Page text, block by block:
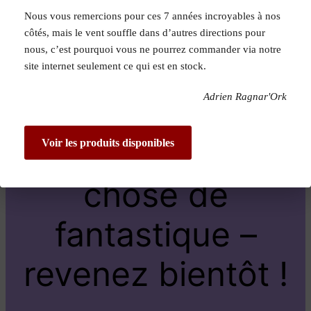
Pardon pour le
dérangement !
Nous travaillons
sur quelque
chose de
fantastique –
revenez bientôt !
Nous vous remercions pour ces 7 années incroyables à nos
côtés, mais le vent souffle dans d’autres directions pour
nous, c’est pourquoi vous ne pourrez commander via notre
site internet seulement ce qui est en stock.
Adrien Ragnar'Ork
Voir les produits disponibles